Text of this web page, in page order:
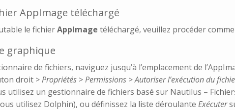
AppImage téléchargé
le fichierAppImage téléchargé, veuillez procéder
graphique
de fichiers, naviguez jusqu’à l’emplacement de
droit >Propriétés >Permissions >Autoriser l’exécution du
utilisez un gestionnaire de fichiers basé sur Nautilus –
utilisez Dolphin), ou définissez la liste déroulante Exécuter